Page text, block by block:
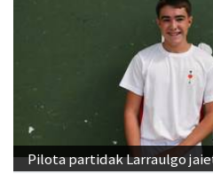
Pilota partidak Larraulgo